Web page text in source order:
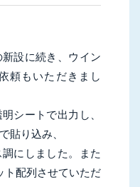
設に続き、ウイン
頼もいただきまし
シートで出力し、
貼り込み、
にしました。また
ト配列させていただ